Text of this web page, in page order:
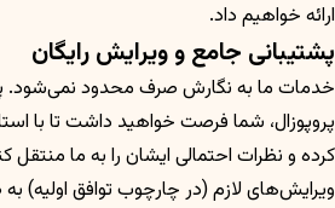
ارائه خواهیم داد.
پشتیبانی جامع و ویرایش رایگان
خدمات ما به نگارش صرف محدود
پروپوزال، شما فرصت خواهید داشت تا با
کرده و نظرات احتمالی ایشان را به ما منتقل
ویرایش‌های لازم (در چارچوب توافق اولیه)